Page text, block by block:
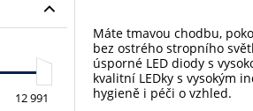
Máte tmavou chodbu,
bez ostrého stropního
úsporné LED diody s
kvalitní LEDky s vysokým
hygieně i péči o vzhled.